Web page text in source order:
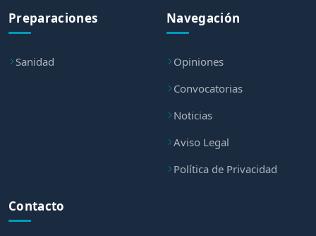
Preparaciones
Sanidad
Navegación
Opiniones
Convocatorias
Noticias
Aviso Legal
Política de Privacidad
Contacto